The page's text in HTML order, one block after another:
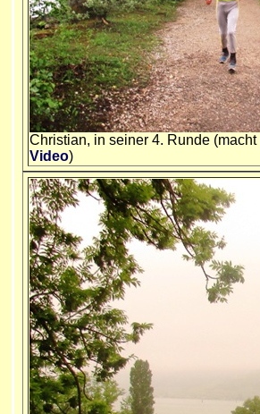
Christian, in seiner 4. Runde
Video)